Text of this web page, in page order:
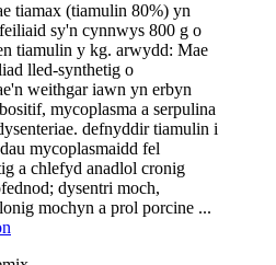
tiamax (tiamulin 80%) yn
sy'n cynnwys 800 g o
tiamulin y kg. arwydd: Mae
lled-synthetig o
weithgar iawn yn erbyn
mycoplasma a serpulina
defnyddir tiamulin i
mycoplasmaidd fel
a chlefyd anadlol cronig
dysentri moch,
mochyn a prol porcine ...